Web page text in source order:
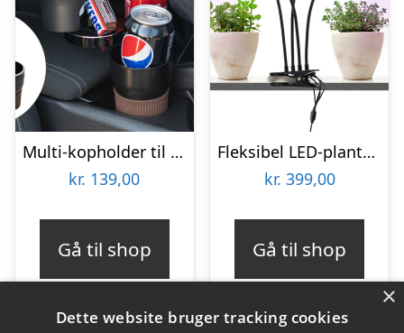
Multi-kopholder til Bilen
kr. 139,00
Gå til shop
Fleksibel LED-plantelampe – KitchPro
kr. 399,00
Gå til shop
×
Dette website bruger tracking cookies